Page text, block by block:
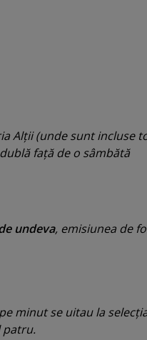
Alţii (unde sunt incluse
faţă de o sâmbătă
undeva, emisiunea de
minut se uitau la
patru.